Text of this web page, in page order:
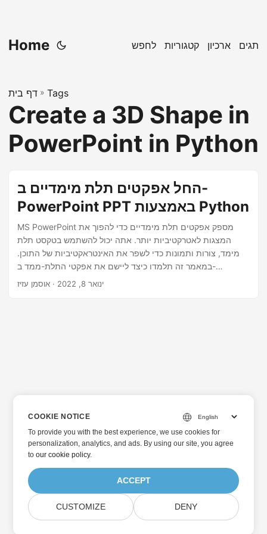
Home לחפש קטגוריות ארכיון תגים
דף בית » Tags
Create a 3D Shape in
PowerPoint in Python
החל אפקטים תלת מימדיים ב-
PowerPoint PPT באמצעות Python
MS PowerPoint מספק אפקטים תלת מימדיים כדי להפוך את
המצגות לאטרקטיביות יותר. אתה יכול להשתמש בטקסט תלת
מימד, צורות ותמונות כדי לשפר את האינטראקטיביות של התוכן.
במאמר זה תלמדו כיצד ליישם את אפקטי התלת-ממד ב-
PowerPoint PPT באופן תכנותי ב-Python. נסקור כיצד ליצור
ינואר 8, 2022 · אוסמן עזיז
COOKIE NOTICE
To provide you with the best experience, we use cookies for
personalization, analytics, and ads. By using our site, you agree
toour cookie policy.
ACCEPT
CUSTOMIZE DENY